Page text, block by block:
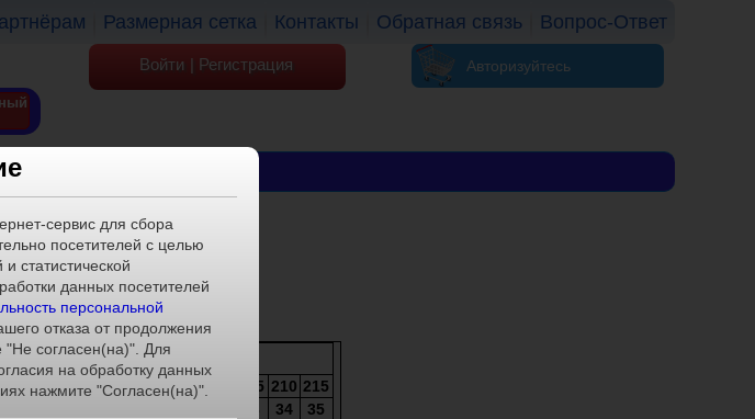
Размерная сетка Контакты Обратная связь Вопрос-Ответ
Авторизуйтесь
Войти | Регистрация
обувиNordman
размеры
165 170 180 185 190 195 205 210 215
34 35
сервис для сбора
посетителей с целью
статистической
данных посетителей
персональной
отказа от продолжения
согласен(на)". Для
на обработку данных
нажмите "Согласен(на)".